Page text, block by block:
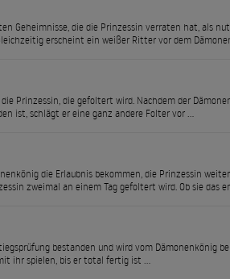
Geheimnisse, die die Prinzessin verraten hat, als
erscheint ein weißer Ritter vor dem
Prinzessin, die gefoltert wird. Nachdem der
ist, schlägt er eine ganz andere Folter vor …
die Erlaubnis bekommen, die Prinzessin
zweimal an einem Tag gefoltert wird. Ob sie das
bestanden und wird vom Dämonenkönig
ihr spielen, bis er total fertig ist …